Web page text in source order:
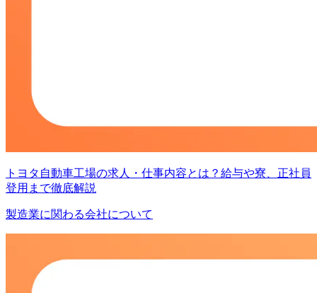
トヨタ自動車工場の求人・仕事内容とは？給与や寮、正社員
登用まで徹底解説
製造業に関わる会社について